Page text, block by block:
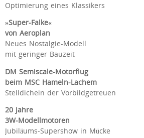
Optimierung eines Klassikers
»Super-Falke«
von Aeroplan
Neues Nostalgie-Modell
mit geringer Bauzeit
DM Semiscale-Motorflug
beim MSC Hameln-Lachem
Stelldichein der Vorbildgetreuen
20 Jahre
3W-Modellmotoren
Jubiläums-Supershow in Mücke